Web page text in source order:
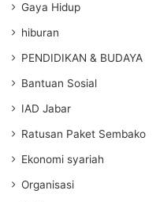
Gaya Hidup
hiburan
PENDIDIKAN & BUDAYA
Bantuan Sosial
IAD Jabar
Ratusan Paket Sembako
Ekonomi syariah
Organisasi